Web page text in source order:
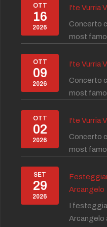
OTT
16
2026
I'te Vurria
Concerto
most
OTT
09
2026
I'te Vurria
Concerto
most
OTT
02
2026
I'te Vurria
Concerto
most
SET
29
2026
Arcangelo
I
Arcangelo